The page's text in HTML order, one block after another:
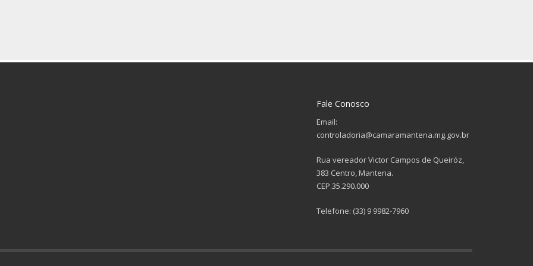
Fale Conosco
Email:
controladoria@camaramantena.mg.gov.br
Rua vereador Victor Campos de Queiróz,
383 Centro, Mantena.
CEP.35.290.000
Telefone: (33) 9 9982-7960